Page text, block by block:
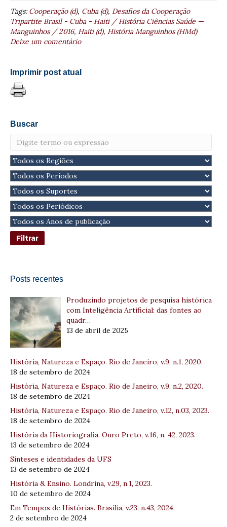
Tags:Cooperação (d), Cuba (d), Desafios da Cooperação
Tripartite Brasil - Cuba - Haiti / História Ciências Saúde —
Manguinhos / 2016, Haiti (d), História Manguinhos (HMd)
Deixe um comentário
Imprimir post atual
Buscar
Posts recentes
Produzindo projetos de pesquisa histórica
com Inteligência Artificial: das fontes ao
quadr…
13 de abril de 2025
História, Natureza e Espaço. Rio de Janeiro, v.9, n.1, 2020.
18 de setembro de 2024
História, Natureza e Espaço. Rio de Janeiro, v.9, n.2, 2020.
18 de setembro de 2024
História, Natureza e Espaço. Rio de Janeiro, v.12, n.03, 2023.
18 de setembro de 2024
História da Historiografia. Ouro Preto, v.16, n. 42, 2023.
13 de setembro de 2024
Sínteses e identidades da UFS
13 de setembro de 2024
História & Ensino. Londrina, v.29, n.1, 2023.
10 de setembro de 2024
Em Tempos de Histórias. Brasília, v.23, n.43, 2024.
2 de setembro de 2024